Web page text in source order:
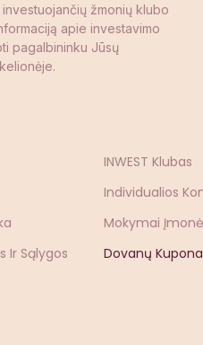
žmonių klubo
apie investavimo
pagalbininku Jūsų
Ir Sąlygos
INWEST Klubas
Individualios
Mokymai
Dovanų